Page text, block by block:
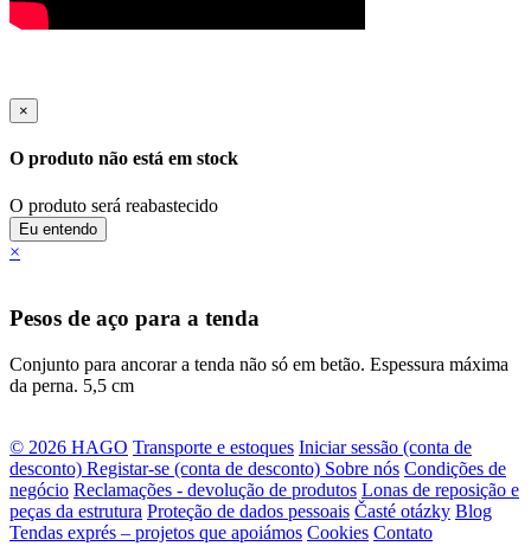
×
O produto não está em stock
O produto será reabastecido
Eu entendo
×
Pesos de aço para a tenda
Conjunto para ancorar a tenda não só em betão. Espessura máxima
da perna. 5,5 cm
© 2026 HAGO Transporte e estoques Iniciar sessão (conta de
desconto) Registar-se (conta de desconto) Sobre nós Condições de
negócio Reclamações - devolução de produtos Lonas de reposição e
peças da estrutura Proteção de dados pessoais Časté otázky Blog
Tendas exprés – projetos que apoiámos Cookies Contato